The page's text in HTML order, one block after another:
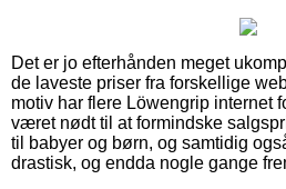
Det er jo efterhånden meget
de laveste priser fra forskellige
motiv har flere Löwengrip internet
været nødt til at formindske
til babyer og børn, og samtidig
drastisk, og endda nogle gange